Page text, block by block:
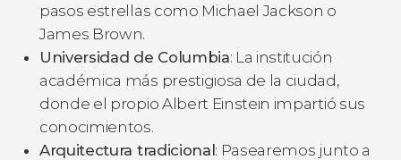
pasos estrellas como Michael Jackson o
James Brown.
Universidad de Columbia: La institución
académica más prestigiosa de la ciudad,
donde el propio Albert Einstein impartió sus
conocimientos.
Arquitectura tradicional: Pasearemos junto a